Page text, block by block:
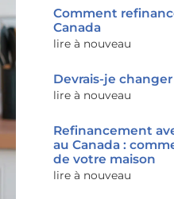
Comment
Canada
lire à nouveau
Devrais-je
lire à nouveau
Refinancement
au Canada :
de votre maison
lire à nouveau